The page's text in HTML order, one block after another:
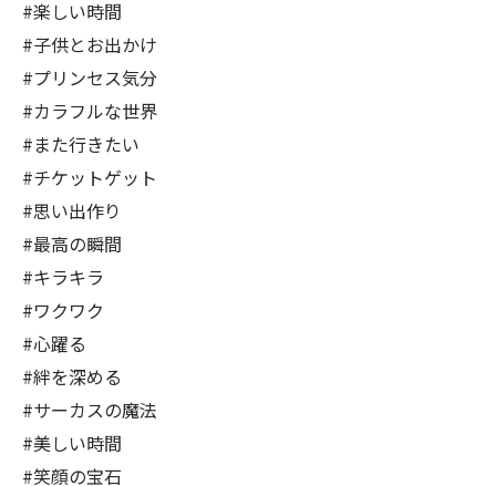
#楽しい時間
#子供とお出かけ
#プリンセス気分
#カラフルな世界
#また行きたい
#チケットゲット
#思い出作り
#最高の瞬間
#キラキラ
#ワクワク
#心躍る
#絆を深める
#サーカスの魔法
#美しい時間
#笑顔の宝石